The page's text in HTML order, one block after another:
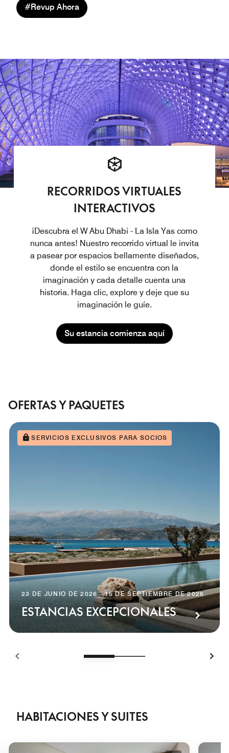
#Revup Ahora
RECORRIDOS VIRTUALES
INTERACTIVOS
¡Descubra el W Abu Dhabi - La Isla Yas como
nunca antes! Nuestro recorrido virtual le invita
a pasear por espacios bellamente diseñados,
donde el estilo se encuentra con la
imaginación y cada detalle cuenta una
historia. Haga clic, explore y deje que su
imaginación le guíe.
Su estancia comienza aquí
OFERTAS Y PAQUETES
SERVICIOS EXCLUSIVOS PARA SOCIOS
23 DE JUNIO DE 2026 - 15 DE SEPTIEMBRE DE 2026
ESTANCIAS EXCEPCIONALES
HABITACIONES Y SUITES